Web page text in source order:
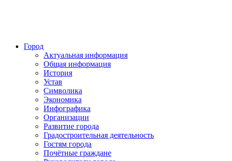
Город
Актуальная информация
Общая информация
История
Устав
Символика
Экономика
Инфографика
Организации
Развитие города
Градостроительная деятельность
Гостям города
Почётные граждане